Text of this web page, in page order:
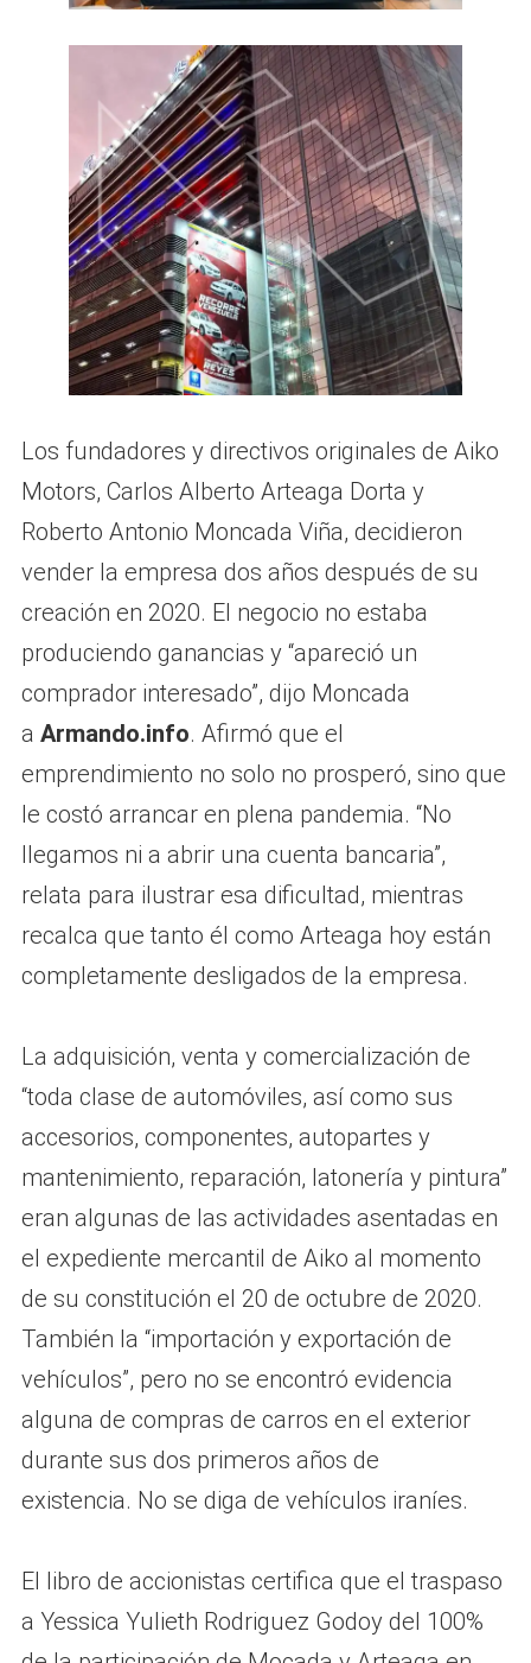
Los fundadores y directivos originales de Aiko
Motors, Carlos Alberto Arteaga Dorta y
Roberto Antonio Moncada Viña, decidieron
vender la empresa dos años después de su
creación en 2020. El negocio no estaba
produciendo ganancias y “apareció un
comprador interesado”, dijo Moncada
a Armando.info. Afirmó que el
emprendimiento no solo no prosperó, sino que
le costó arrancar en plena pandemia. “No
llegamos ni a abrir una cuenta bancaria”,
relata para ilustrar esa dificultad, mientras
recalca que tanto él como Arteaga hoy están
completamente desligados de la empresa.
La adquisición, venta y comercialización de
“toda clase de automóviles, así como sus
accesorios, componentes, autopartes y
mantenimiento, reparación, latonería y pintura”
eran algunas de las actividades asentadas en
el expediente mercantil de Aiko al momento
de su constitución el 20 de octubre de 2020.
También la “importación y exportación de
vehículos”, pero no se encontró evidencia
alguna de compras de carros en el exterior
durante sus dos primeros años de
existencia. No se diga de vehículos iraníes.
El libro de accionistas certifica que el traspaso
a Yessica Yulieth Rodriguez Godoy del 100%